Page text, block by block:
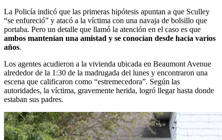
La Policía indicó que las primeras hipótesis apuntan a que Sculley
“se enfureció” y atacó a la víctima con una navaja de bolsillo que
portaba. Pero un detalle que llamó la atención en el caso es que
ambos mantenían una amistad y se conocían desde hacía varios
años.
Los agentes acudieron a la vivienda ubicada en Beaumont Avenue
alrededor de la 1:30 de la madrugada del lunes y encontraron una
escena que calificaron como “estremecedora”. Según las
autoridades, la víctima, gravemente herida, logró llegar hasta donde
estaban sus padres.